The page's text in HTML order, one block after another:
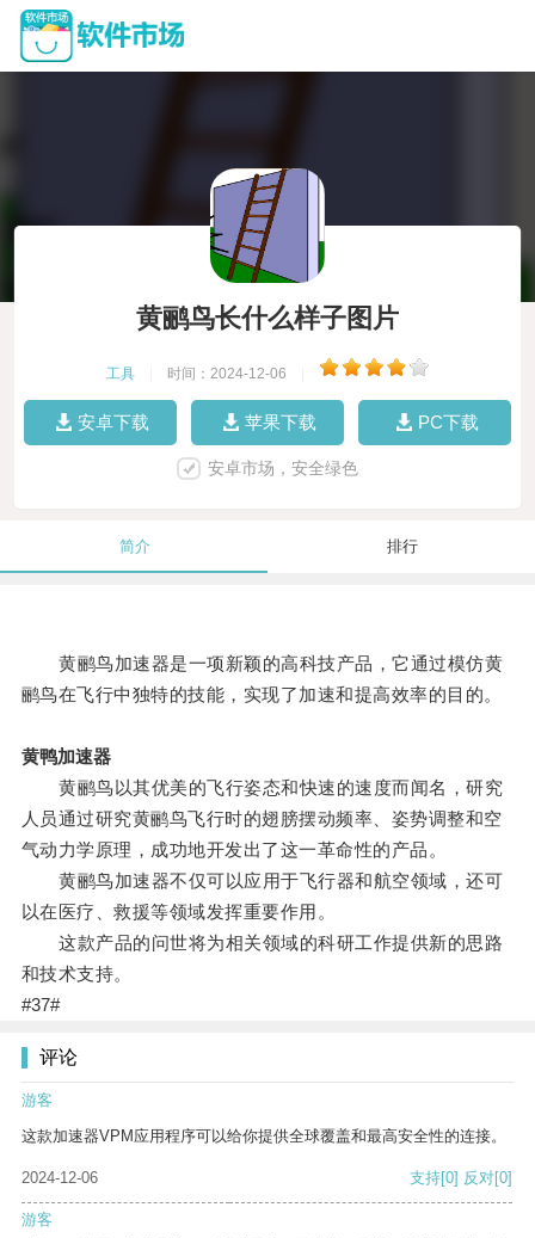
黄鹂鸟长什么样子图片
工具 时间：2024-12-06
安卓下载 苹果下载 PC下载
安卓市场，安全绿色
简介 排行
黄鹂鸟加速器是一项新颖的高科技产品，它通过模仿黄
鹂鸟在飞行中独特的技能，实现了加速和提高效率的目的。
黄鸭加速器
黄鹂鸟以其优美的飞行姿态和快速的速度而闻名，研究
人员通过研究黄鹂鸟飞行时的翅膀摆动频率、姿势调整和空
气动力学原理，成功地开发出了这一革命性的产品。
黄鹂鸟加速器不仅可以应用于飞行器和航空领域，还可
以在医疗、救援等领域发挥重要作用。
这款产品的问世将为相关领域的科研工作提供新的思路
和技术支持。
#37#
评论
游客
这款加速器VPM应用程序可以给你提供全球覆盖和最高安全性的连接。
2024-12-06 支持[0] 反对[0]
游客